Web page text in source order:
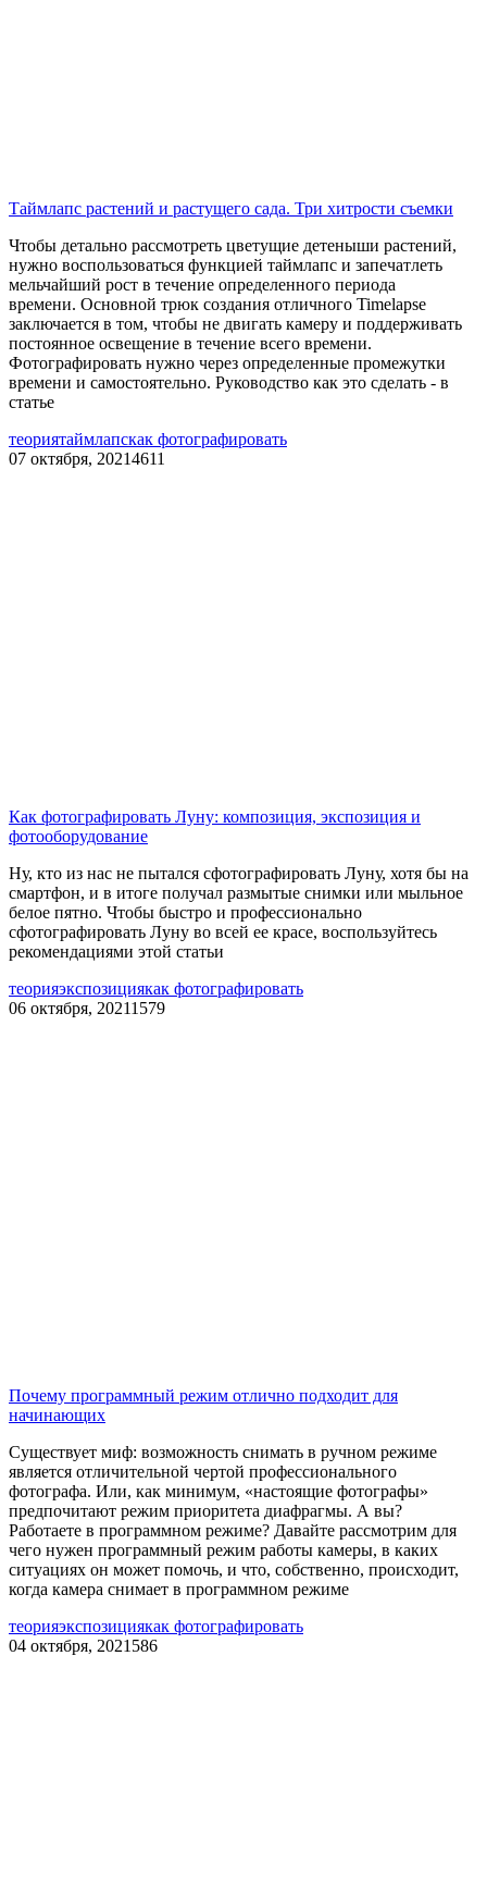
Таймлапс растений и растущего сада. Три хитрости съемки
Чтобы детально рассмотреть цветущие детеныши растений,
нужно воспользоваться функцией таймлапс и запечатлеть
мельчайший рост в течение определенного периода
времени. Основной трюк создания отличного Timelapse
заключается в том, чтобы не двигать камеру и поддерживать
постоянное освещение в течение всего времени.
Фотографировать нужно через определенные промежутки
времени и самостоятельно. Руководство как это сделать - в
статье
теориятаймлапскак фотографировать
07 октября, 20214611
Как фотографировать Луну: композиция, экспозиция и
фотооборудование
Ну, кто из нас не пытался сфотографировать Луну, хотя бы на
смартфон, и в итоге получал размытые снимки или мыльное
белое пятно. Чтобы быстро и профессионально
сфотографировать Луну во всей ее красе, воспользуйтесь
рекомендациями этой статьи
теорияэкспозициякак фотографировать
06 октября, 20211579
Почему программный режим отлично подходит для
начинающих
Существует миф: возможность снимать в ручном режиме
является отличительной чертой профессионального
фотографа. Или, как минимум, «настоящие фотографы»
предпочитают режим приоритета диафрагмы. А вы?
Работаете в программном режиме? Давайте рассмотрим для
чего нужен программный режим работы камеры, в каких
ситуациях он может помочь, и что, собственно, происходит,
когда камера снимает в программном режиме
теорияэкспозициякак фотографировать
04 октября, 2021 586